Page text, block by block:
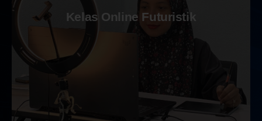
Kelas Online Futuristik
Kelas Online Futuristik
Kelas berkumpulan dalam talian untuk kumpulan